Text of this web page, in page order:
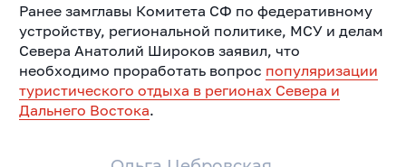
Ранее замглавы Комитета СФ по федеративному
устройству, региональной политике, МСУ и делам
Севера Анатолий Широков заявил, что
необходимо проработать вопрос популяризации
туристического отдыха в регионах Севера и
Дальнего Востока.